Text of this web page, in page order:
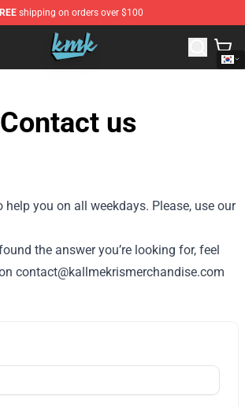
shipping on orders over $100
- Official KallMeKris Merchandise Shop
Contact us
help you on all weekdays. Please, use our
the answer you’re looking for, feel
contact@kallmekrismerchandise.com